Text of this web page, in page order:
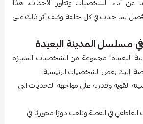
عن أداء الشخصيات وتطور الأحداث. هذا
لما حدث في كل حلقة وكيف أثر ذلك على
مسلسل المدينة البعيدة
البعيدة" مجموعة من الشخصيات المميزة
إليك بعض الشخصيات الرئيسية:
القوية وقدرته على مواجهة التحديات التي
العاطفي في القصة وتلعب دورًا محوريًا في